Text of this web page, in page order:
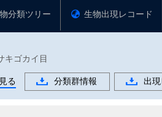
分類ツリー 生物出現レコード
キゴカイ目
る 分類群情報 出